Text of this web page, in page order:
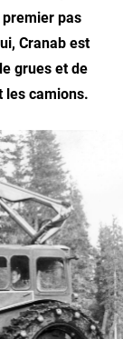
pas
Cranab est
grues et de
les camions.